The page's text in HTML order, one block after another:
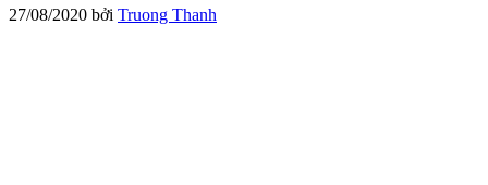
27/08/2020 bởi Truong Thanh